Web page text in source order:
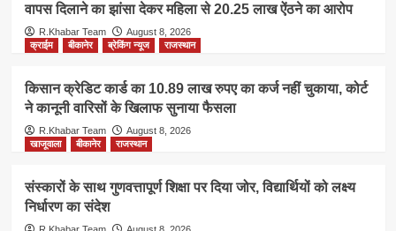
वापस दिलाने का झांसा देकर महिला से 20.25 लाख ऐंठने का आरोप
R.Khabar Team
August 8, 2026
क्राईम
बीकानेर ब्रेकिंग न्यूज राजस्थान
किसान क्रेडिट कार्ड का 10.89 लाख रुपए का कर्ज नहीं चुकाया, कोर्ट
ने कानूनी वारिसों के खिलाफ सुनाया फैसला
R.Khabar Team
August 8, 2026
खाजूवाला
बीकानेर राजस्थान
संस्कारों के साथ गुणवत्तापूर्ण शिक्षा पर दिया जोर, विद्यार्थियों को लक्ष्य
निर्धारण का संदेश